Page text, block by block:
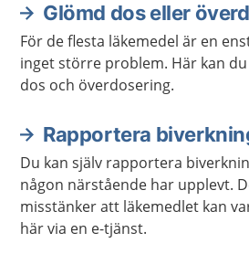
Glömd dos eller
För de flesta läkemedel är en
inget större problem. Här kan
dos och överdosering.
Rapportera
Du kan själv rapportera
någon närstående har upplevt.
misstänker att läkemedlet kan
här via en e-tjänst.